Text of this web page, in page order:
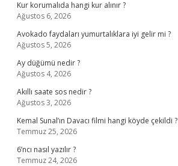
Kur korumalıda hangi kur alınır ?
Ağustos 6, 2026
Avokado faydaları yumurtalıklara iyi gelir mi ?
Ağustos 5, 2026
Ay düğümü nedir ?
Ağustos 4, 2026
Akıllı saate sos nedir ?
Ağustos 3, 2026
Kemal Sunal’ın Davacı filmi hangi köyde çekildi ?
Temmuz 25, 2026
6’ncı nasıl yazılır ?
Temmuz 24, 2026